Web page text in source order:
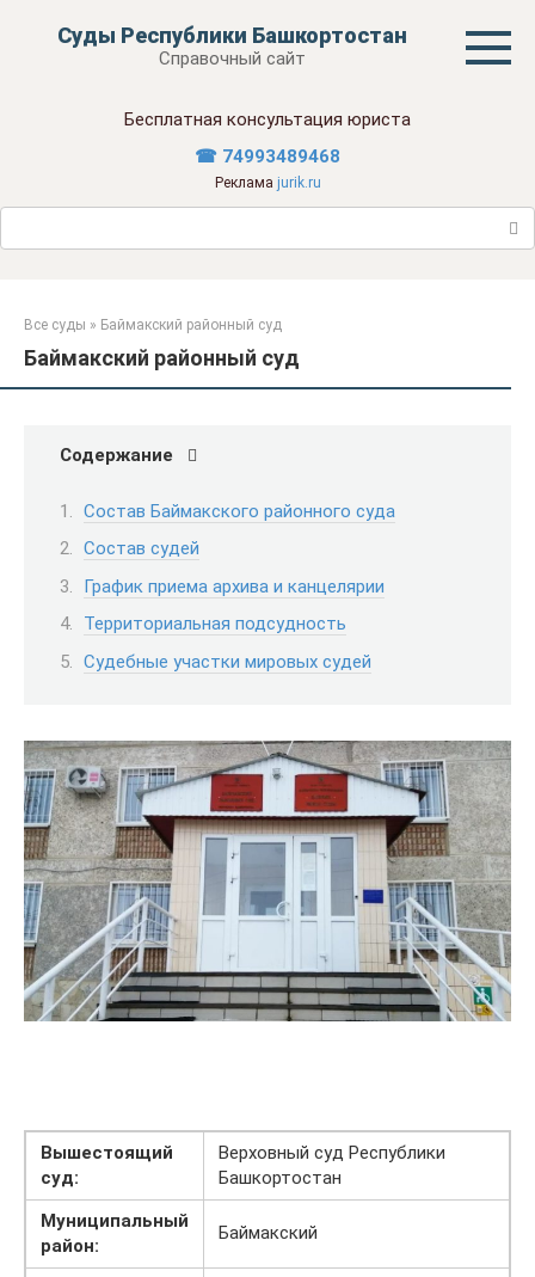
Суды Республики Башкортостан
Справочный сайт
Бесплатная консультация юриста
☎ 74993489468
Реклама jurik.ru
Поиск:
Все суды » Баймакский районный суд
Баймакский районный суд
Содержание
Состав Баймакского районного суда
Состав судей
График приема архива и канцелярии
Территориальная подсудность
Судебные участки мировых судей
Вышестоящий
суд:
Верховный суд Республики
Башкортостан
Муниципальный
район:
Баймакский